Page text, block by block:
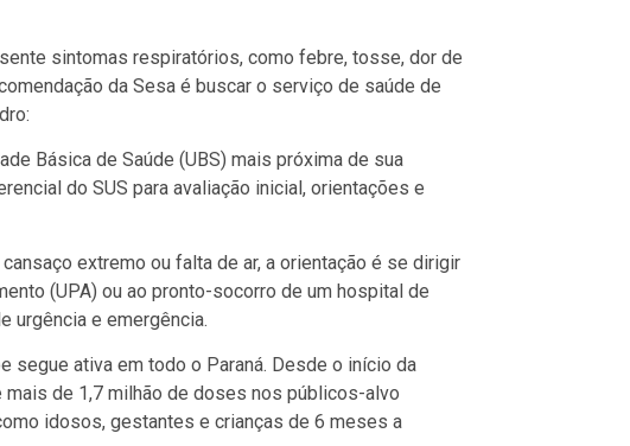
sintomas respiratórios, como febre, tosse, dor de
da Sesa é buscar o serviço de saúde de
Básica de Saúde (UBS) mais próxima de sua
do SUS para avaliação inicial, orientações e
extremo ou falta de ar, a orientação é se dirigir
(UPA) ou ao pronto-socorro de um hospital de
urgência e emergência.
segue ativa em todo o Paraná. Desde o início da
de 1,7 milhão de doses nos públicos-alvo
idosos, gestantes e crianças de 6 meses a